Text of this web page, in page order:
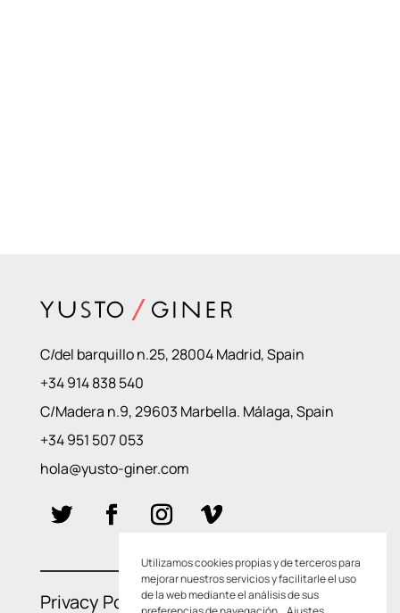
C/del barquillo n.25, 28004 Madrid, Spain
+34 914 838 540
C/Madera n.9, 29603 Marbella. Málaga, Spain
+34 951 507 053
hola@yusto-giner.com
Privacy Policies–Cookie Policies
Utilizamos cookies propias y de terceros para
mejorar nuestros servicios y facilitarle el uso
de la web mediante el análisis de sus